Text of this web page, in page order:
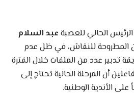
الحالي للعصبةعبد السلام
المطروحة للنقاش، في ظل عدم
عدد من الملفات خلال الفترة
أن المرحلة الحالية تحتاج إلى
الأندية الوطنية.